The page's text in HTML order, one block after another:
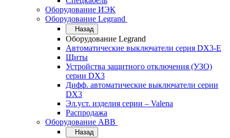
Оборудование ИЭК
Оборудование Legrand
Назад
Оборудование Legrand
Автоматические выключатели серия DX3-E
Щиты
Устройства защитного отключения (УЗО)
серии DX3
Дифф. автоматические выключатели серии
DX3
Эл.уст. изделия серии – Valena
Распродажа
Оборудование АВВ
Назад